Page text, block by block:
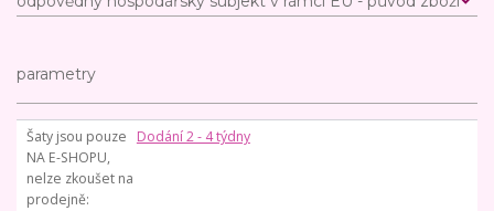
parametry
Šaty jsou pouze
NA E-SHOPU,
nelze zkoušet na
prodejně
Dodání 2 - 4 týdny